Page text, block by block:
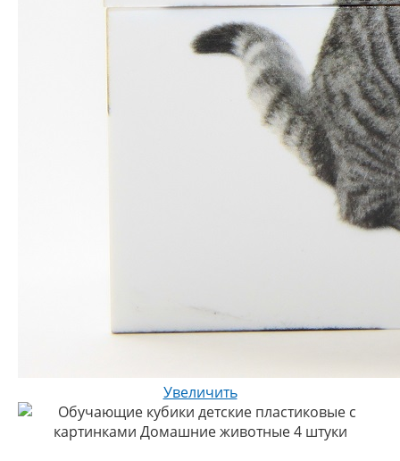
Увеличить